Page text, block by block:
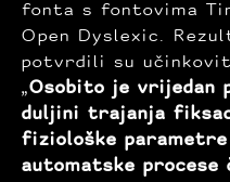
fonta s fontovima
Open Dyslexic.
potvrdili su
„Osobito je vrijedan
duljini trajanja
fiziološke
automatske